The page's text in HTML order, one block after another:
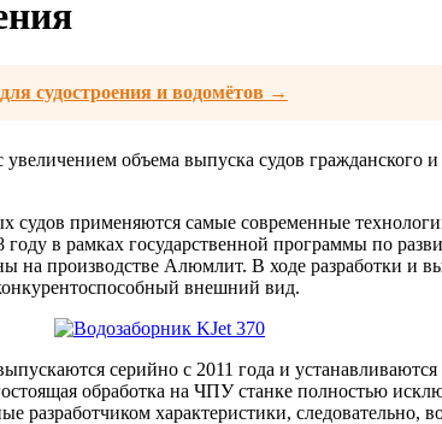
судостроения и водомётов →
увеличением объема выпуска судов
судов применяются самые современные
году в рамках государственной программы по
на производстве Алюмлит. В ходе разработки
внешний вид.
серийно с 2011 года и
обработка на ЧПУ станке полностью
разработчиком характеристики,